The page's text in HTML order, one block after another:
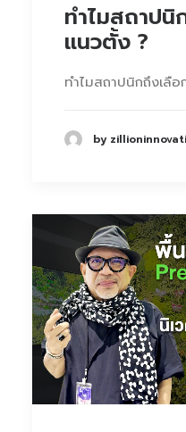
ทำไมสถาป
แนวตั้ง ?
ทำไมสถาปนิกถึงเลื
by